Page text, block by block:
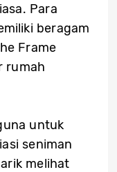
Para
beragam
Frame
rumah
untuk
seniman
melihat